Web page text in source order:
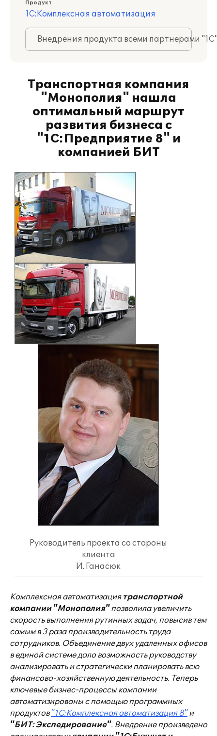
Продукт
1С:Комплексная автоматизация
Внедрения продукта всеми партнерами
Транспортная компания
"Монополия" нашла
оптимальный маршрут
развития бизнеса с
"1С:Предприятие 8" и
компанией БИТ
Руководитель проекта со стороны
клиента
И. Ганасюк
Комплексная автоматизация транспортной
компании "Монополия" позволила увеличить
скорость выполнения рутинных задач, повысив тем
самым в 3 раза производительность труда
сотрудников. Объединение двух удаленных офисов
в единой системе дало возможность руководству
анализировать и стратегически планировать всю
финансово-хозяйственную деятельность. Теперь
ключевые бизнес-процессы компании
автоматизированы с помощью программных
продуктов "1С:Комплексная автоматизация 8"и
"БИТ: Экспедирование". Внедрение произведено